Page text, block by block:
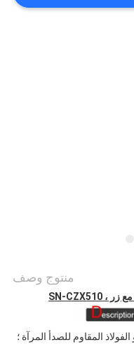
منتوج وصف
المقاوم للصدأ المرآة ؛